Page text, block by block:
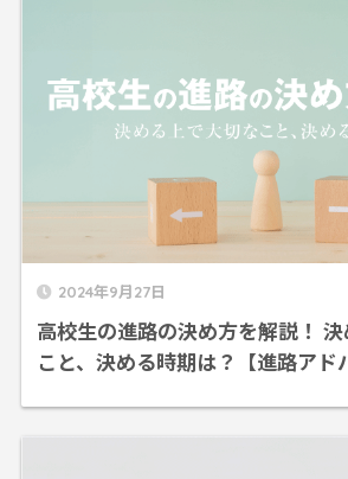
2024年9月27日
高校生の進路の決め方を解説！
こと、決める時期は？【進路アド